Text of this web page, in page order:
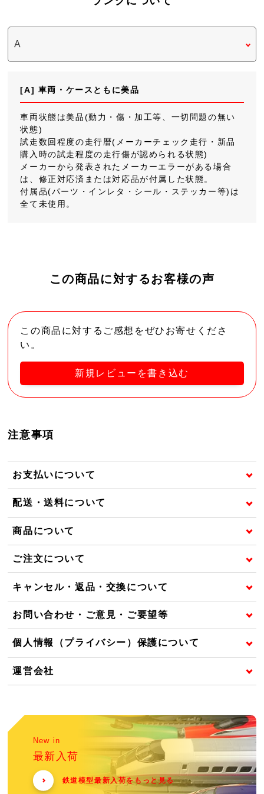
[A] 車両・ケースともに美品
車両状態は美品(動力・傷・加工等、一切問題の無い
状態)
試走数回程度の走行暦(メーカーチェック走行・新品
購入時の試走程度の走行傷が認められる状態)
メーカーから発表されたメーカーエラーがある場合
は、修正対応済または対応品が付属した状態。
付属品(パーツ・インレタ・シール・ステッカー等)は
全て未使用。
この商品に対するお客様の声
この商品に対するご感想をぜひお寄せくださ
い。
新規レビューを書き込む
注意事項
お支払いについて
配送・送料について
商品について
ご注文について
キャンセル・返品・交換について
お問い合わせ・ご意見・ご要望等
個人情報（プライバシー）保護について
運営会社
New in
最新入荷
鉄道模型最新入荷をもっと見る